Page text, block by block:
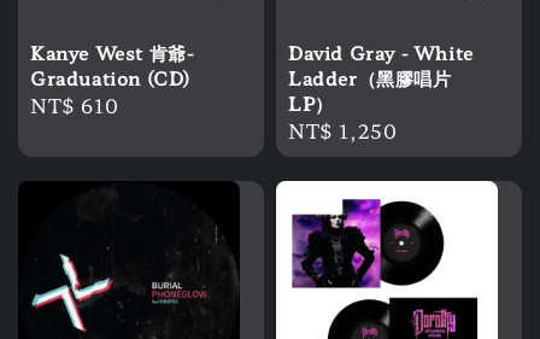
Kanye West 肯爺-
Graduation (CD)
Regular
NT$ 610
David Gray - White
Ladder（黑膠唱片
LP）
Regular
price
NT$ 1,250